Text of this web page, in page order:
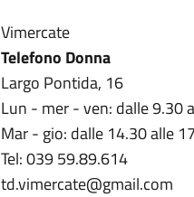
Vimercate
Telefono Donna
Largo Pontida, 16
Lun - mer - ven: dalle 9.30
Mar - gio: dalle 14.30 alle
Tel: 039 59.89.614
td.vimercate@gmail.com